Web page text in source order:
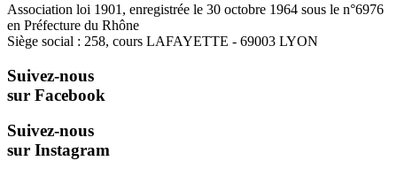
Association loi 1901, enregistrée le 30 octobre 1964 sous le n°6976
en Préfecture du Rhône
Siège social : 258, cours LAFAYETTE - 69003 LYON
Suivez-nous
sur Facebook
Suivez-nous
sur Instagram